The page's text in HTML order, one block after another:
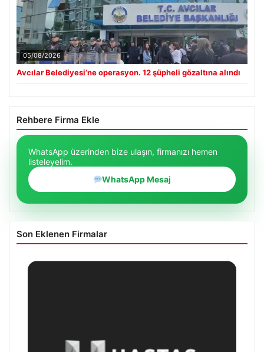
05/08/2026
Avcılar Belediyesi’ne operasyon. 12 şüpheli gözaltına alındı
Rehbere Firma Ekle
WhatsApp üzerinden bize ulaşın, firmanızı hemen
listeleyelim.
WhatsApp Mesaj
Son Eklenen Firmalar